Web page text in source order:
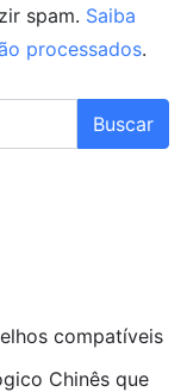
spam. Saiba
processados.
compatíveis
Chinês que